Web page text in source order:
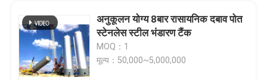
अनुकूलन योग्य 8बार रासायनिक दबाव पोत
स्टेनलेस स्टील भंडारण टैंक
MOQ：1
मूल्य：50,000~5,000,000